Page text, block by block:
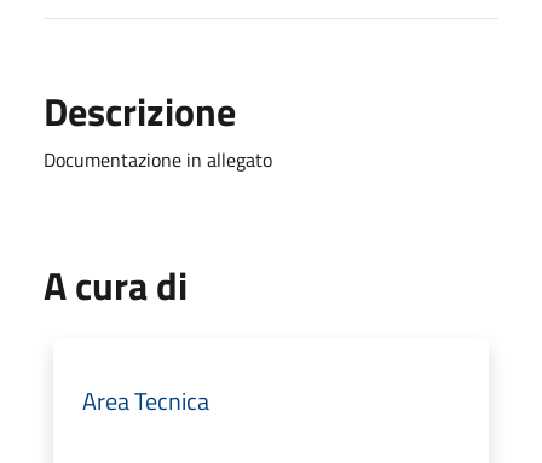
Descrizione
Documentazione in allegato
A cura di
Area Tecnica